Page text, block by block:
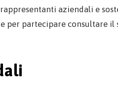
aziendali e
per partecipare consultare